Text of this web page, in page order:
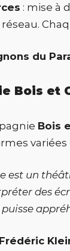
: mise à
du
Bois et
Bois
est un
des
Frédéric